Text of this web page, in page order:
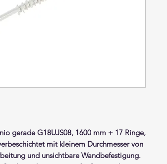
gerade G18UJS08, 1600 mm + 17 Ringe,
mit kleinem Durchmesser von
und unsichtbare Wandbefestigung.